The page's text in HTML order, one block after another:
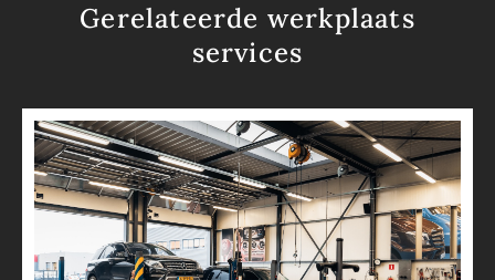
Gerelateerde werkplaats
services